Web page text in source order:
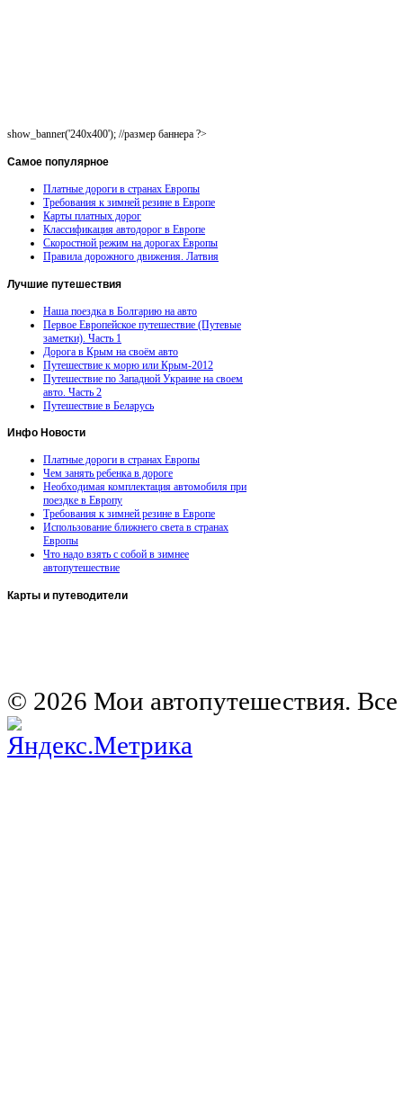
show_banner('240x400'); //размер баннера ?>
Самое популярное
Платные дороги в странах Европы
Требования к зимней резине в Европе
Карты платных дорог
Классификация автодорог в Европе
Скоростной режим на дорогах Европы
Правила дорожного движения. Латвия
Лучшие путешествия
Наша поездка в Болгарию на авто
Первое Европейское путешествие (Путевые
заметки). Часть 1
Дорога в Крым на своём авто
Путешествие к морю или Крым-2012
Путешествие по Западной Украине на своем
авто. Часть 2
Путешествие в Беларусь
Инфо Новости
Платные дороги в странах Европы
Чем занять ребенка в дороге
Необходимая комплектация автомобиля при
поездке в Европу
Требования к зимней резине в Европе
Использование ближнего света в странах
Европы
Что надо взять с собой в зимнее
автопутешествие
Карты и путеводители
© 2026 Мои автопутешествия.